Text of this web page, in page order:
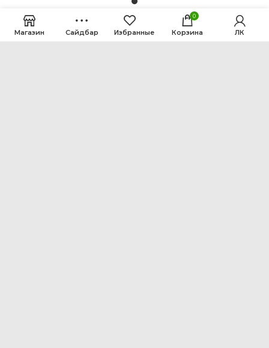
Магазин Сайдбар Избранные
0
Корзина ЛК